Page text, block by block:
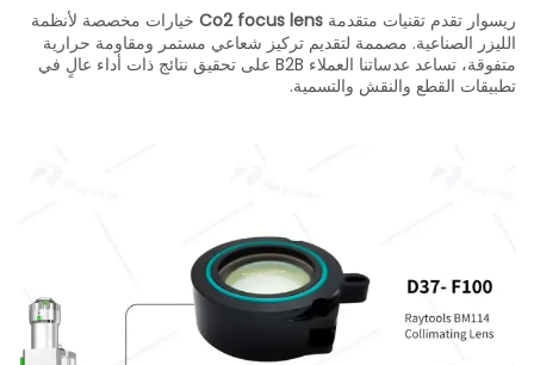
ريسوار تقدم تقنيات متقدمة Co2 focus lens خيارات مخصصة لأنظمة
الليزر الصناعية. مصممة لتقديم تركيز شعاعي مستمر ومقاومة حرارية
متفوقة، تساعد عدساتنا العملاء B2B على تحقيق نتائج ذات أداء عالٍ في
تطبيقات القطع والنقش والتسمية.